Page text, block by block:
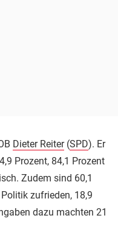
Dieter Reiter(SPD). Er
Prozent, 84,1 Prozent
Zudem sind 60,1
zufrieden, 18,9
dazu machten 21